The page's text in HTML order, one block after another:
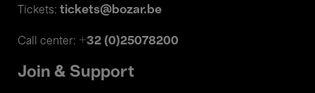
Tickets: tickets@bozar.be
Call center: +32 (0)25078200
Join & Support